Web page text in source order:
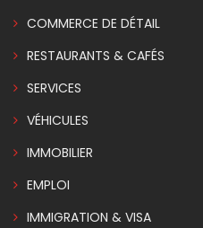
COMMERCE DE DÉTAIL
RESTAURANTS & CAFÉS
SERVICES
VÉHICULES
IMMOBILIER
EMPLOI
IMMIGRATION & VISA